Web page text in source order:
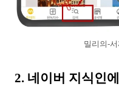
밀리의-
2. 네이버 지식인